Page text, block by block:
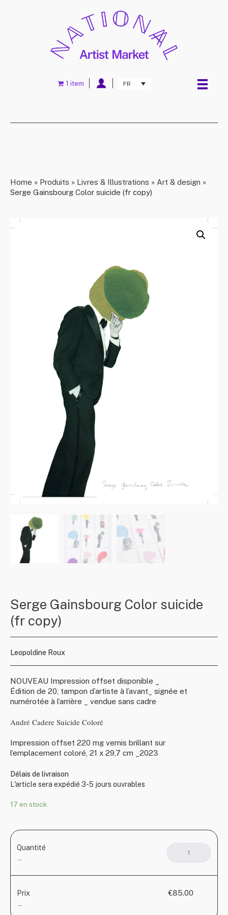
FR
1 item
Home » Produits » Livres & Illustrations » Art & design »
Serge Gainsbourg Color suicide (fr copy)
Serge Gainsbourg Color suicide
(fr copy)
Leopoldine Roux
NOUVEAU Impression offset disponible _
Édition de 20, tampon d’artiste à l’avant_ signée et
numérotée à l’arrière _ vendue sans cadre
André Cadere Suicide Coloré
Impression offset 220 mg vernis brillant sur
l’emplacement coloré, 21 x 29,7 cm _2023
Délais de livraison
L'article sera expédié 3-5 jours ouvrables
17 en stock
Quantité
—
Prix
—
€85.00